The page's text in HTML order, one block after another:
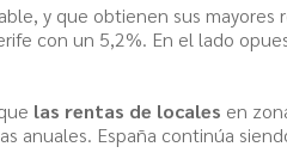
y que obtienen sus
con un 5,2%. En el lado
las rentas de locales en
anuales. España continúa